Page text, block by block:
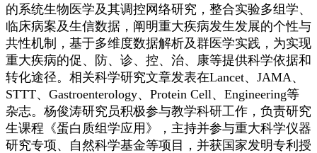
的系统生物医学及其调控网络研究，整合实验多组学、
临床病案及生信数据，阐明重大疾病发生发展的个性与
共性机制，基于多维度数据解析及群医学实践，为实现
重大疾病的促、防、诊、控、治、康等提供科学依据和
转化途径。相关科学研究文章发表在Lancet、JAMA、
STTT、Gastroenterology、Protein Cell、Engineering等
杂志。杨俊涛研究员积极参与教学科研工作，负责研究
生课程《蛋白质组学应用》，主持并参与重大科学仪器
研究专项、自然科学基金等项目，并获国家发明专利授